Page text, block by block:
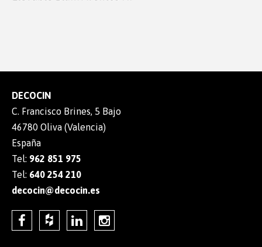
DECOCIN
C. Francisco Brines, 5 Bajo
46780 Oliva (Valencia)
España
Tel: 962 851 975
Tel: 640 254 210
decocin@decocin.es